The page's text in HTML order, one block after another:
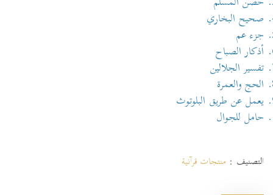
صحيح البخاري
جزء عم
أذكار الصباح
تفسير الجلالين
الحج والعمرة
يعمل عن طريق البلوتوث
حامل للجوال
التصنيف : منتجات قرآنية